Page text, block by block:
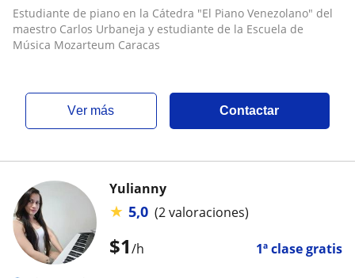
Estudiante de piano en la Cátedra "El Piano Venezolano" del
maestro Carlos Urbaneja y estudiante de la Escuela de
Música Mozarteum Caracas
ver más Contactar
$1/h 1ª clase gratis
Yulianny
★ 5,0 (2 valoraciones)